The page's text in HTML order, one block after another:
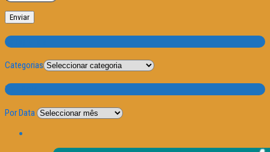
Categorias
Categorias
Por Data
Por Data